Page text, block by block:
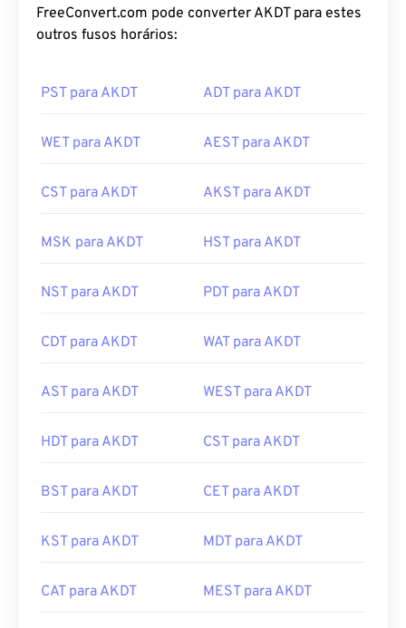
FreeConvert.com pode converter AKDT para estes
outros fusos horários:
PST para AKDT ADT para AKDT
WET para AKDT AEST para AKDT
CST para AKDT AKST para AKDT
MSK para AKDT HST para AKDT
NST para AKDT PDT para AKDT
CDT para AKDT WAT para AKDT
AST para AKDT WEST para AKDT
HDT para AKDT CST para AKDT
BST para AKDT CET para AKDT
KST para AKDT MDT para AKDT
CAT para AKDT MEST para AKDT